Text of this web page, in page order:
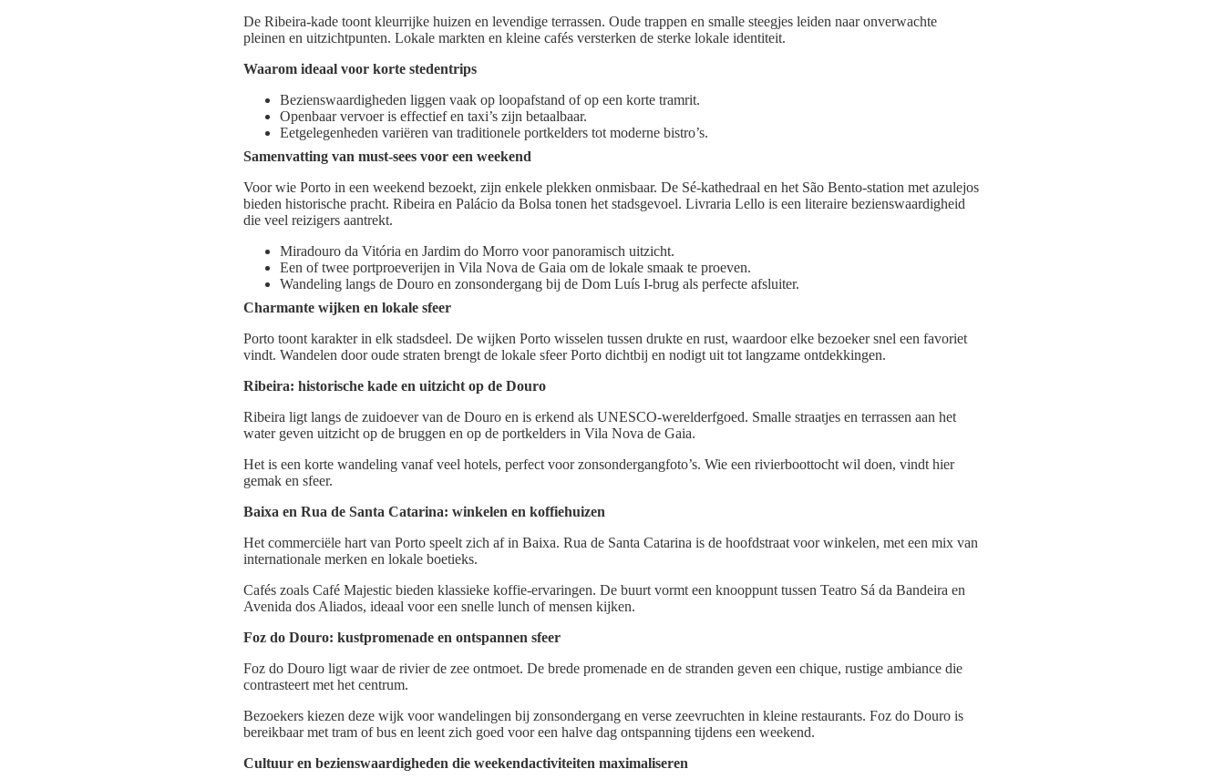
De Ribeira-kade toont kleurrijke huizen en levendige terrassen. Oude trappen en smalle steegjes leiden naar onverwachte
pleinen en uitzichtpunten. Lokale markten en kleine cafés versterken de sterke lokale identiteit.
Waarom ideaal voor korte stedentrips
Bezienswaardigheden liggen vaak op loopafstand of op een korte tramrit.
Openbaar vervoer is effectief en taxi’s zijn betaalbaar.
Eetgelegenheden variëren van traditionele portkelders tot moderne bistro’s.
Samenvatting van must-sees voor een weekend
Voor wie Porto in een weekend bezoekt, zijn enkele plekken onmisbaar. De Sé-kathedraal en het São Bento-station met azulejos
bieden historische pracht. Ribeira en Palácio da Bolsa tonen het stadsgevoel. Livraria Lello is een literaire bezienswaardigheid
die veel reizigers aantrekt.
Miradouro da Vitória en Jardim do Morro voor panoramisch uitzicht.
Een of twee portproeverijen in Vila Nova de Gaia om de lokale smaak te proeven.
Wandeling langs de Douro en zonsondergang bij de Dom Luís I-brug als perfecte afsluiter.
Charmante wijken en lokale sfeer
Porto toont karakter in elk stadsdeel. De wijken Porto wisselen tussen drukte en rust, waardoor elke bezoeker snel een favoriet
vindt. Wandelen door oude straten brengt de lokale sfeer Porto dichtbij en nodigt uit tot langzame ontdekkingen.
Ribeira: historische kade en uitzicht op de Douro
Ribeira ligt langs de zuidoever van de Douro en is erkend als UNESCO-werelderfgoed. Smalle straatjes en terrassen aan het
water geven uitzicht op de bruggen en op de portkelders in Vila Nova de Gaia.
Het is een korte wandeling vanaf veel hotels, perfect voor zonsondergangfoto’s. Wie een rivierboottocht wil doen, vindt hier
gemak en sfeer.
Baixa en Rua de Santa Catarina: winkelen en koffiehuizen
Het commerciële hart van Porto speelt zich af in Baixa. Rua de Santa Catarina is de hoofdstraat voor winkelen, met een mix van
internationale merken en lokale boetieks.
Cafés zoals Café Majestic bieden klassieke koffie-ervaringen. De buurt vormt een knooppunt tussen Teatro Sá da Bandeira en
Avenida dos Aliados, ideaal voor een snelle lunch of mensen kijken.
Foz do Douro: kustpromenade en ontspannen sfeer
Foz do Douro ligt waar de rivier de zee ontmoet. De brede promenade en de stranden geven een chique, rustige ambiance die
contrasteert met het centrum.
Bezoekers kiezen deze wijk voor wandelingen bij zonsondergang en verse zeevruchten in kleine restaurants. Foz do Douro is
bereikbaar met tram of bus en leent zich goed voor een halve dag ontspanning tijdens een weekend.
Cultuur en bezienswaardigheden die weekendactiviteiten maximaliseren